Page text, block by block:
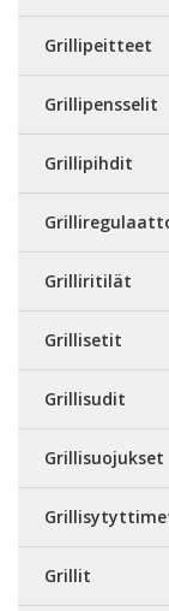
Grillipeitteet
Grillipensselit
Grillipihdit
Grilliritilät
Grillisetit
Grillisudit
Grillisuojukset
Grillit